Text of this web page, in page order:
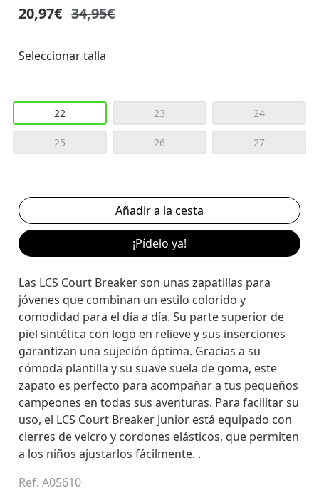
20,97€ 34,95€
Seleccionar talla
22 23 24
25 26 27
¡Pídelo ya!
Las LCS Court Breaker son unas zapatillas para
jóvenes que combinan un estilo colorido y
comodidad para el día a día. Su parte superior de
piel sintética con logo en relieve y sus inserciones
garantizan una sujeción óptima. Gracias a su
cómoda plantilla y su suave suela de goma, este
zapato es perfecto para acompañar a tus pequeños
campeones en todas sus aventuras. Para facilitar su
uso, el LCS Court Breaker Junior está equipado con
cierres de velcro y cordones elásticos, que permiten
a los niños ajustarlos fácilmente. .
Ref. A05610